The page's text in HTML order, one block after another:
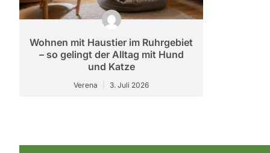
Wohnen mit Haustier im Ruhrgebiet
– so gelingt der Alltag mit Hund
und Katze
Verena 3. Juli 2026